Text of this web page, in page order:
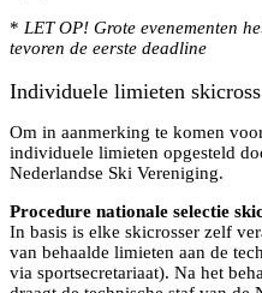
* LET OP! Grote evenementen
tevoren de eerste deadline
Individuele limieten skicross
Om in aanmerking te komen
individuele limieten opgesteld
Nederlandse Ski Vereniging.
Procedure nationale selectie
In basis is elke skicrosser zelf
van behaalde limieten aan de
via sportsecretariaat). Na het